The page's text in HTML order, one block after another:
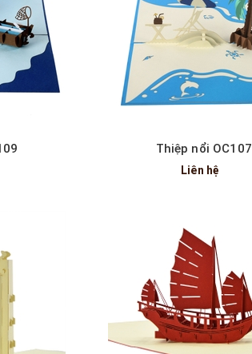
Xem nhanh
Thiệp nổi OC107
Liên hệ
Xem nhanh